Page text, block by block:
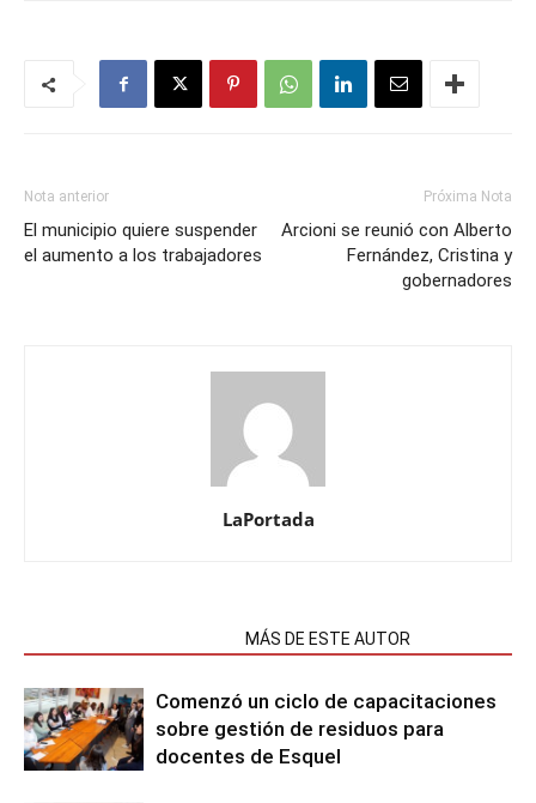
Nota anterior
El municipio quiere suspender
el aumento a los trabajadores
Próxima Nota
Arcioni se reunió con Alberto
Fernández, Cristina y
gobernadores
LaPortada
MÁS DE ESTE AUTOR
Comenzó un ciclo de capacitaciones
sobre gestión de residuos para
docentes de Esquel